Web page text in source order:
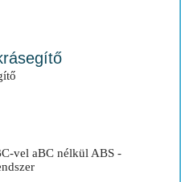
vel aBC nélkül ABS -